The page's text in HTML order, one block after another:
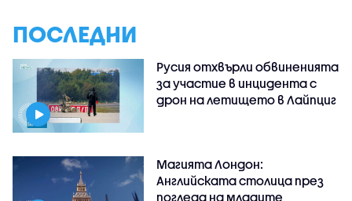
ПОСЛЕДНИ
Русия отхвърли обвиненията
за участие в инцидента с
дрон на летището в Лайпциг
Магията Лондон:
Английската столица през
погледа на младите